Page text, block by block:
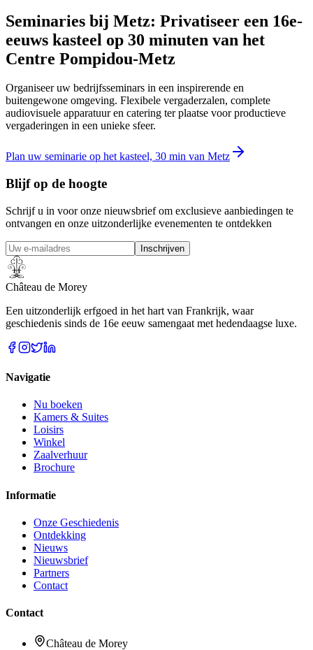
Seminaries bij Metz: Privatiseer een 16e-
eeuws kasteel op 30 minuten van het
Centre Pompidou-Metz
Organiseer uw bedrijfsseminars in een inspirerende en
buitengewone omgeving. Flexibele vergaderzalen, complete
audiovisuele apparatuur en catering ter plaatse voor productieve
vergaderingen in een unieke sfeer.
Plan uw seminarie op het kasteel, 30 min van Metz
Blijf op de hoogte
Schrijf u in voor onze nieuwsbrief om exclusieve aanbiedingen te
ontvangen en onze uitzonderlijke evenementen te ontdekken
Inschrijven
Château de Morey
Een uitzonderlijk erfgoed in het hart van Frankrijk, waar
geschiedenis sinds de 16e eeuw samengaat met hedendaagse luxe.
Navigatie
Nu boeken
Kamers & Suites
Loisirs
Winkel
Zaalverhuur
Brochure
Informatie
Onze Geschiedenis
Ontdekking
Nieuws
Nieuwsbrief
Partners
Contact
Contact
Château de Morey